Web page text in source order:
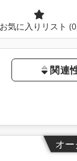
お気に入りリスト
関連
オ